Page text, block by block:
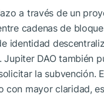
a través de un
cadenas de
identidad
DAO también
la subvención.
con mayor claridad,